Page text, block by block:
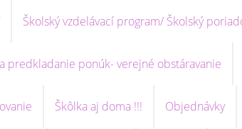
Školský vzdelávací program/ Školský
predkladanie ponúk- verejné obstáravanie
Škôlka aj doma !!! Objednávky